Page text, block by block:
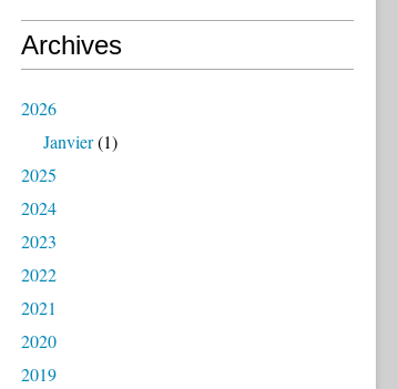
Archives
2026
Janvier(1)
2025
2024
2023
2022
2021
2020
2019